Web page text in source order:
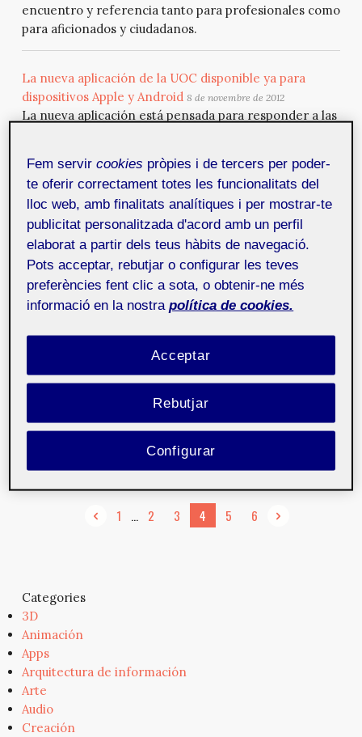
encuentro y referencia tanto para profesionales como
para aficionados y ciudadanos.
La nueva aplicación de la UOC disponible ya para
dispositivos Apple y Android 8 de novembre de 2012
La nueva aplicación está pensada para responder a las
más ágil a las aulas para seguir la docencia, consultar
los mensajes nuevos en el buzón, consultar los
recursos de aprendizaje en todos los formatos
disponibles y gestionar las citas en la agenda. Además
de poder estar al día de todo lo que pasa en la UOC
con las...
Cuarta edición del Festival Eñe 8 de novembre de 2012
Del 15 al 17 de noviembre del 2013 Madrid
http://www.circulobellasartes.com/evento.php?
s=humanidades&id=240/...
Sonimagfoto & Multimedia 8 de novembre de 2012
Barcelona http://www.sonimagfoto.com/...
1 ... 2 3 4 5 6
Categories
3D
Animación
Apps
Arquitectura de información
Arte
Audio
Creación
Fem servircookies pròpies i de tercers per poder-
te oferir correctament totes les funcionalitats del
lloc web, amb finalitats analítiques i per mostrar-te
publicitat personalitzada d'acord amb un perfil
elaborat a partir dels teus hàbits de navegació.
Pots acceptar, rebutjar o configurar les teves
preferències fent clic a sota, o obtenir-ne més
informació en la nostra política de cookies.
Rebutjar
Acceptar
Configurar